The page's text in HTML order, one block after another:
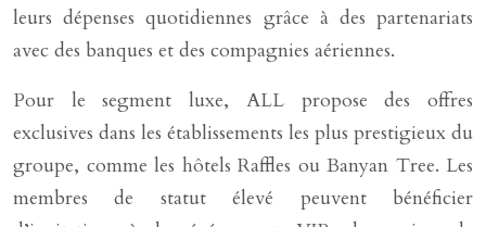
leurs dépenses quotidiennes grâce à des partenariats
avec des banques et des compagnies aériennes.
Pour le segment luxe, ALL propose des offres
exclusives dans les établissements les plus prestigieux du
groupe, comme les hôtels Raffles ou Banyan Tree. Les
membres de statut élevé peuvent bénéficier